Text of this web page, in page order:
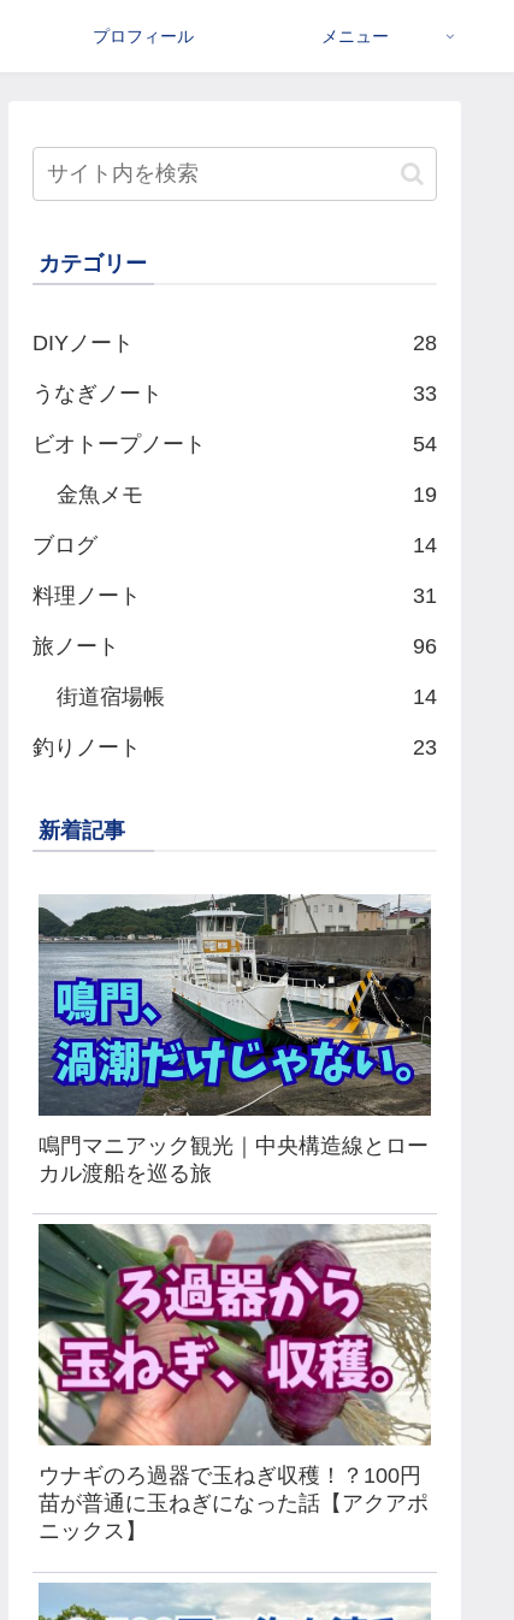
プロフィール メニュー
カテゴリー
DIYノート 28
うなぎノート 33
ビオトープノート 54
金魚メモ 19
ブログ 14
料理ノート 31
旅ノート 96
街道宿場帳 14
釣りノート 23
新着記事
鳴門マニアック観光｜中央構造線とロー
カル渡船を巡る旅
ウナギのろ過器で玉ねぎ収穫！？100円
苗が普通に玉ねぎになった話【アクアポ
ニックス】